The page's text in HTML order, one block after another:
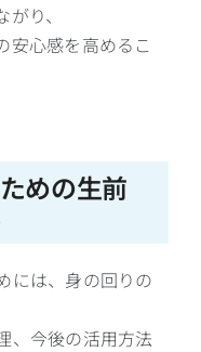
り、
安心感を高めるこ
めの生前
には、身の回りの
、今後の活用方法